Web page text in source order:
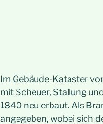
Im Gebäude-Kataster
mit Scheuer, Stallung
1840 neu erbaut. Als
angegeben, wobei sich